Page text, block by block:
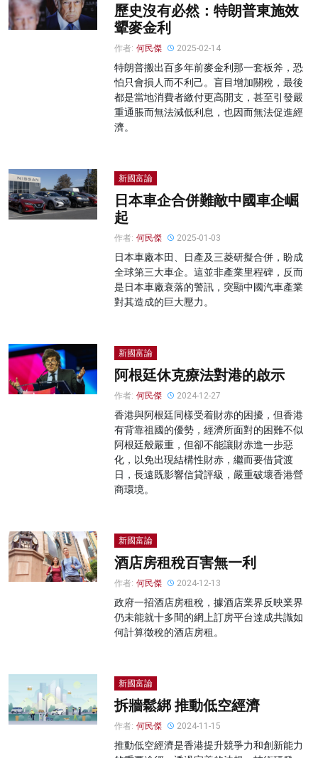
歷史沒有必然：特朗普東施效
顰麥金利
作者: 何民傑 2025-02-14
特朗普搬出百多年前麥金利那一套板斧，恐
怕只會損人而不利己。盲目增加關稅，最後
都是當地消費者繳付更高開支，甚至引發嚴
重通脹而無法減低利息，也因而無法促進經
濟。
新國富論
日本車企合併難敵中國車企崛
起
作者: 何民傑 2025-01-03
日本車廠本田、日產及三菱研擬合併，盼成
全球第三大車企。這並非產業里程碑，反而
是日本車廠衰落的警訊，突顯中國汽車產業
對其造成的巨大壓力。
新國富論
阿根廷休克療法對港的啟示
作者: 何民傑 2024-12-27
香港與阿根廷同樣受着財赤的困擾，但香港
有背靠祖國的優勢，經濟所面對的困難不似
阿根廷般嚴重，但卻不能讓財赤進一步惡
化，以免出現結構性財赤，繼而要借貸渡
日，長遠既影響信貸評級，嚴重破壞香港營
商環境。
新國富論
酒店房租稅百害無一利
作者: 何民傑 2024-12-13
政府一招酒店房租稅，據酒店業界反映業界
仍未能就十多間的網上訂房平台達成共識如
何計算徵稅的酒店房租。
新國富論
拆牆鬆綁 推動低空經濟
作者: 何民傑 2024-11-15
推動低空經濟是香港提升競爭力和創新能力